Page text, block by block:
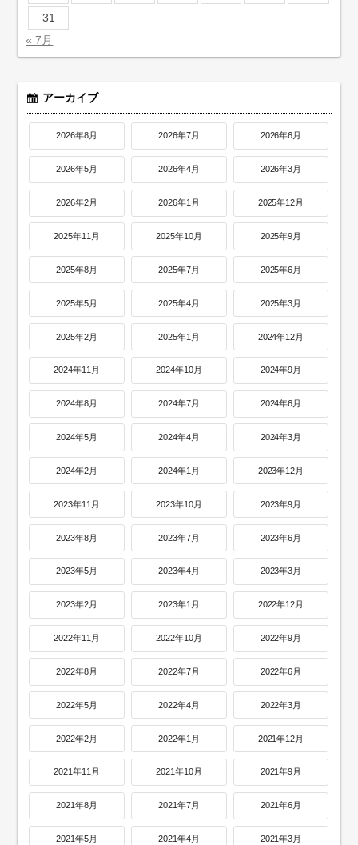
31
« 7月
アーカイブ
2026年8月 2026年7月 2026年6月
2026年5月 2026年4月 2026年3月
2026年2月 2026年1月 2025年12月
2025年11月 2025年10月 2025年9月
2025年8月 2025年7月 2025年6月
2025年5月 2025年4月 2025年3月
2025年2月 2025年1月 2024年12月
2024年11月 2024年10月 2024年9月
2024年8月 2024年7月 2024年6月
2024年5月 2024年4月 2024年3月
2024年2月 2024年1月 2023年12月
2023年11月 2023年10月 2023年9月
2023年8月 2023年7月 2023年6月
2023年5月 2023年4月 2023年3月
2023年2月 2023年1月 2022年12月
2022年11月 2022年10月 2022年9月
2022年8月 2022年7月 2022年6月
2022年5月 2022年4月 2022年3月
2022年2月 2022年1月 2021年12月
2021年11月 2021年10月 2021年9月
2021年8月 2021年7月 2021年6月
2021年5月 2021年4月 2021年3月